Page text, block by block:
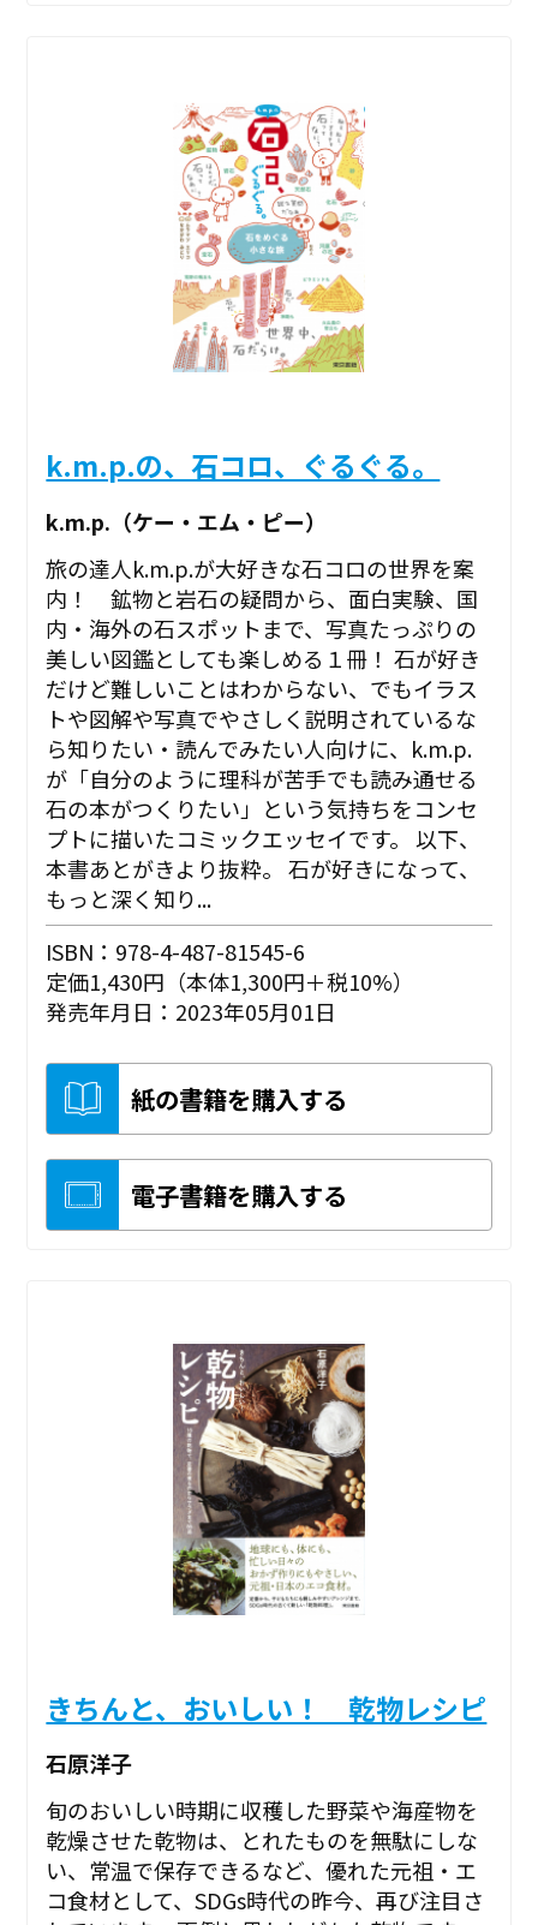
k.m.p.の、石コロ、ぐるぐる。
k.m.p.（ケー・エム・ピー）
旅の達人k.m.p.が大好きな石コロの世界を案
内！ 鉱物と岩石の疑問から、面白実験、国
内・海外の石スポットまで、写真たっぷりの
美しい図鑑としても楽しめる１冊！ 石が好き
だけど難しいことはわからない、でもイラス
トや図解や写真でやさしく説明されているな
ら知りたい・読んでみたい人向けに、k.m.p.
が「自分のように理科が苦手でも読み通せる
石の本がつくりたい」という気持ちをコンセ
プトに描いたコミックエッセイです。 以下、
本書あとがきより抜粋。 石が好きになって、
もっと深く知り...
ISBN：978-4-487-81545-6
定価1,430円（本体1,300円＋税10%）
発売年月日：2023年05月01日
紙の書籍を購入する
電子書籍を購入する
きちんと、おいしい！ 乾物レシピ
石原洋子
旬のおいしい時期に収穫した野菜や海産物を
乾燥させた乾物は、とれたものを無駄にしな
い、常温で保存できるなど、優れた元祖・エ
コ食材として、SDGs時代の昨今、再び注目さ